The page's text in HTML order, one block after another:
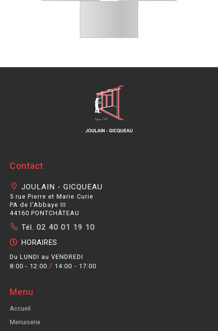
contact
JOULAIN - GICQUEAU
5 rue Pierre et Marie Curie
PA de l’Abbaye III
44160 PONTCHÂTEAU
Tél. 02 40 01 19 10
HORAIRES
Du LUNDI au VENDREDI
8:00 - 12:00 / 14:00 - 17:00
menu
Accueil
Menuiserie